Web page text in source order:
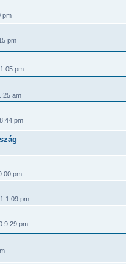
pm
pm
pm
am
pm
pm
1:09 pm
9:29 pm